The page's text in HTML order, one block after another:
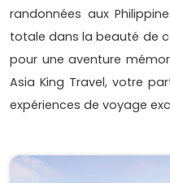
randonnées aux
totale dans la beauté de
pour une aventure
Asia King Travel, votre
expériences de voyage